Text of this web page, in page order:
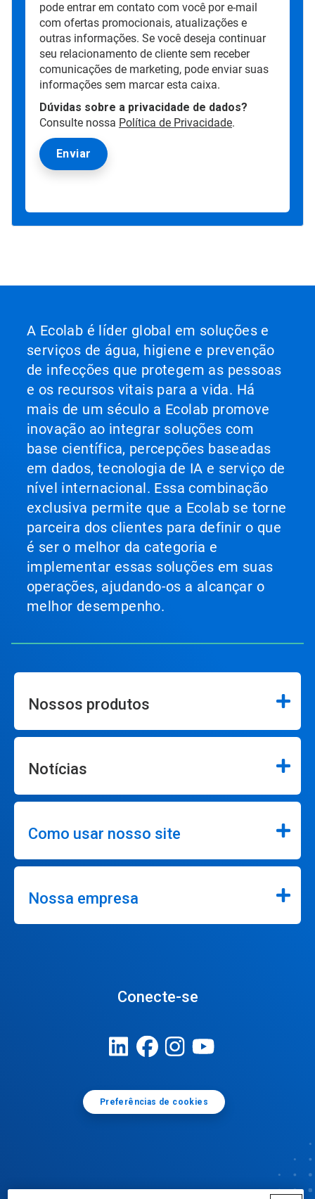
pode entrar em contato com você por e-mail
com ofertas promocionais, atualizações e
outras informações. Se você deseja continuar
seu relacionamento de cliente sem receber
comunicações de marketing, pode enviar suas
informações sem marcar esta caixa.
Dúvidas sobre a privacidade de dados?
Consulte nossa Política de Privacidade.
A Ecolab é líder global em soluções e
serviços de água, higiene e prevenção
de infecções que protegem as pessoas
e os recursos vitais para a vida. Há
mais de um século a Ecolab promove
inovação ao integrar soluções com
base científica, percepções baseadas
em dados, tecnologia de IA e serviço de
nível internacional. Essa combinação
exclusiva permite que a Ecolab se torne
parceira dos clientes para definir o que
é ser o melhor da categoria e
implementar essas soluções em suas
operações, ajudando-os a alcançar o
melhor desempenho.
Nossos produtos
Notícias
Como usar nosso site
Nossa empresa
Conecte-se
Preferências de cookies